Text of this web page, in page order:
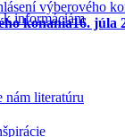
k informáciám
nám literatúru
konania16. júla